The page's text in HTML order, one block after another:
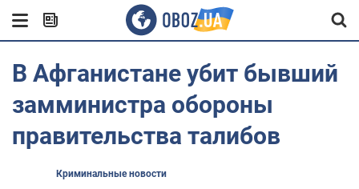
В Афганистане убит бывший
замминистра обороны
правительства талибов
Криминальные новости